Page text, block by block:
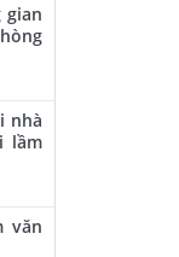
gian
nhà
lầm
văn